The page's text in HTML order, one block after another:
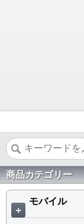
商品カテゴリー
＋
モバイル